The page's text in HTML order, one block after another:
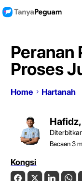
Peranan
Proses
Home Hartanah
Bacaan3
Kongsi
FacebookTwitter LinkedIn